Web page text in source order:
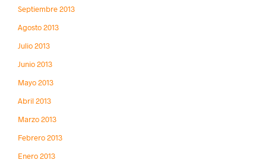
Septiembre 2013
Agosto 2013
Julio 2013
Junio 2013
Mayo 2013
Abril 2013
Marzo 2013
Febrero 2013
Enero 2013